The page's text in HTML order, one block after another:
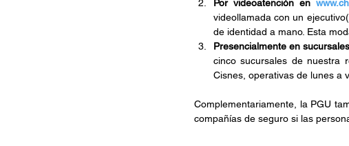
Por videoatención en
videollamada con un
de identidad a mano. Esta
Presencialmente en
cinco sucursales de nuestra
Cisnes, operativas de lunes a
Complementariamente, la PGU
compañías de seguro si las